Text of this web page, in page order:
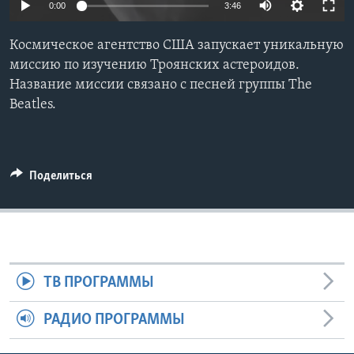
СОЦИАЛЬНЫЕ СЕТИ
0:00 3:46
Космическое агентство США запускает уникальную
миссию по изучению Троянских астероидов.
Название миссии связано с песней группы The
Beatles.
Поделиться
ТВ ПРОГРАММЫ
РАДИО ПРОГРАММЫ